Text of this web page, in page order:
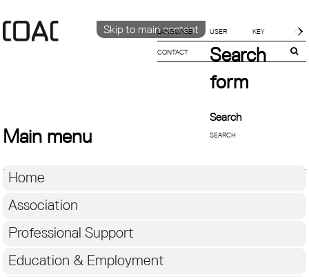
Skip to main content
LANGUAGE
CATALÀ
CONTACT
Search
form
Search
Main menu
Home
Association
Professional Support
Education & Employment